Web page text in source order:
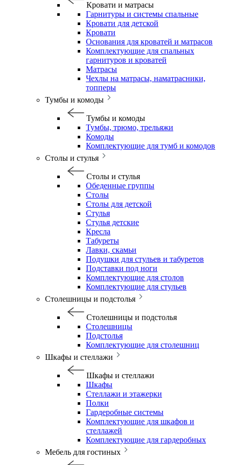
Кровати и матрасы
Гарнитуры и системы спальные
Кровати для детской
Кровати
Основания для кроватей и матрасов
Комплектующие для спальных
гарнитуров и кроватей
Матрасы
Чехлы на матрасы, наматрасники,
топперы
Тумбы и комоды
Тумбы и комоды
Тумбы, трюмо, трельяжи
Комоды
Комплектующие для тумб и комодов
Столы и стулья
Столы и стулья
Обеденные группы
Столы
Столы для детской
Стулья
Стулья детские
Кресла
Табуреты
Лавки, скамьи
Подушки для стульев и табуретов
Подставки под ноги
Комплектующие для столов
Комплектующие для стульев
Столешницы и подстолья
Столешницы и подстолья
Столешницы
Подстолья
Комплектующие для столешниц
Шкафы и стеллажи
Шкафы и стеллажи
Шкафы
Стеллажи и этажерки
Полки
Гардеробные системы
Комплектующие для шкафов и
стеллажей
Комплектующие для гардеробных
Мебель для гостиных